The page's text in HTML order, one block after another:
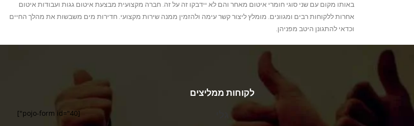
באותו מקום עם שני סוגי חומרי איטום מאחר והם לא יידבקו זה על זה. חברה מקצועית מבצעת איטום גגות ועבודות איטום
אחרות ללקוחות רבים ומגוונים. מומלץ ליצור קשר עימה ולהזמין ממנה שירות מקצועי. חדירות מים משבשות את מהלך החיים
וכדאי להתגונן היטב מפניהן.
לקוחות ממליצים
[pojo-form id="40"]